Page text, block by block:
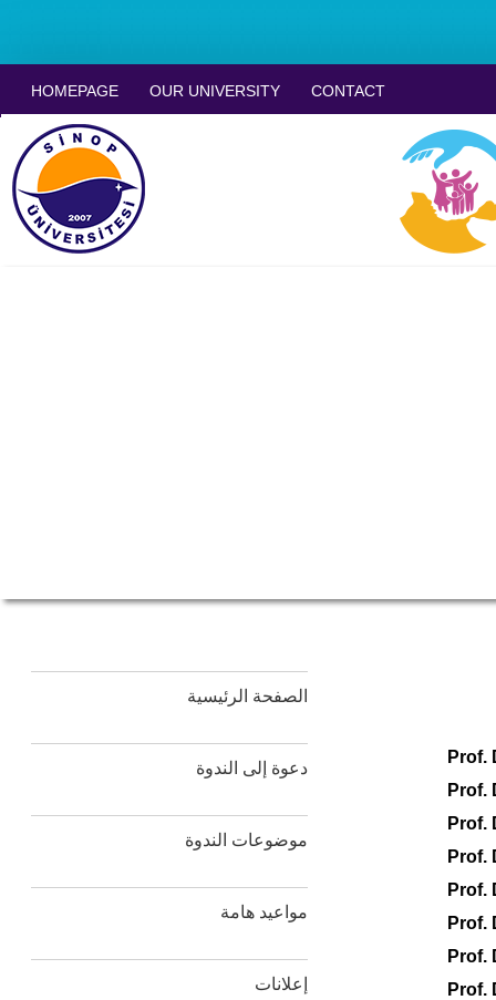
HOMEPAGE OUR UNIVERSITY CONTACT
الصفحة الرئيسية
دعوة إلى الندوة
موضوعات الندوة
مواعيد هامة
إعلانات
Prof.
Prof.
Prof.
Prof.
Prof.
Prof.
Prof.
Prof.